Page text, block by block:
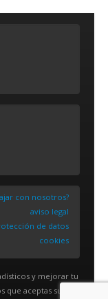
con nosotros?
aviso legal
de datos
cookies
y mejorar tu
aceptas su uso.